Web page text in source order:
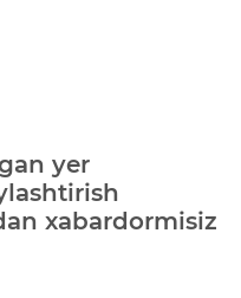
yer
xabardormisiz